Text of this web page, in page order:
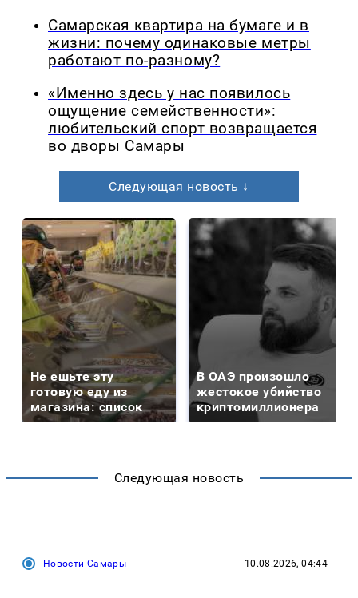
Самарская квартира на бумаге и в
жизни: почему одинаковые метры
работают по-разному?
«Именно здесь у нас появилось
ощущение семейственности»:
любительский спорт возвращается
во дворы Самары
Следующая новость ↓
Не ешьте эту
готовую еду из
магазина: список
В ОАЭ произошло
жестокое убийство
криптомиллионера
Следующая новость
Новости Самары 10.08.2026, 04:44